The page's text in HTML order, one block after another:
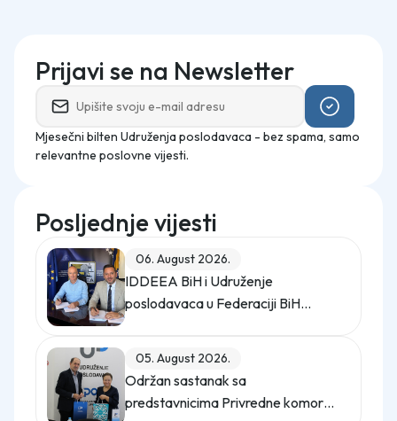
Prijavi se na Newsletter
Mjesečni bilten Udruženja poslodavaca - bez spama, samo
relevantne poslovne vijesti.
Posljednje vijesti
06. August 2026.
IDDEEA BiH i Udruženje
poslodavaca u Federaciji BiH
05. August 2026.
Održan sastanak sa
predstavnicima Privredne komore